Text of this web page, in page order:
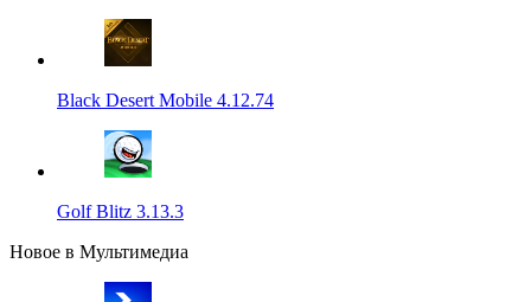
Black Desert Mobile 4.12.74
Golf Blitz 3.13.3
Новое в Мультимедиа